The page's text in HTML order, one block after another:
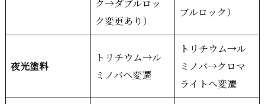
ク→ダブルロッ
ク変更あり）
ブルロック）
夜光塗料
トリチウム→ル
ミノバへ変遷
トリチウム→ル
ミノバ→クロマ
ライトへ変遷